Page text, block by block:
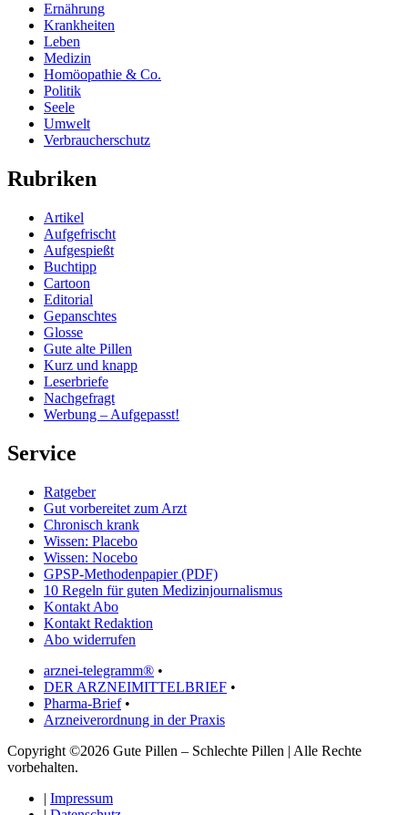
Ernährung
Krankheiten
Leben
Medizin
Homöopathie & Co.
Politik
Seele
Umwelt
Verbraucherschutz
Rubriken
Artikel
Aufgefrischt
Aufgespießt
Buchtipp
Cartoon
Editorial
Gepanschtes
Glosse
Gute alte Pillen
Kurz und knapp
Leserbriefe
Nachgefragt
Werbung – Aufgepasst!
Service
Ratgeber
Gut vorbereitet zum Arzt
Chronisch krank
Wissen: Placebo
Wissen: Nocebo
GPSP-Methodenpapier (PDF)
10 Regeln für guten Medizinjournalismus
Kontakt Abo
Kontakt Redaktion
Abo widerrufen
arznei-telegramm® •
DER ARZNEIMITTELBRIEF •
Pharma-Brief•
Arzneiverordnung in der Praxis
Copyright ©2026 Gute Pillen – Schlechte Pillen | Alle Rechte
vorbehalten.
| Impressum